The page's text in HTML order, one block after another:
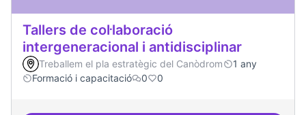
Tallers de col·laboració
intergeneracional i antidisciplinar
Treballem el pla estratègic del Canòdrom
1 any
Formació i capacitació
0 0